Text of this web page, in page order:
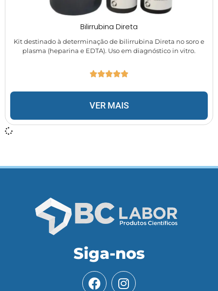
Bilirrubina Direta
Kit destinado à determinação de bilirrubina Direta no soro e
plasma (heparina e EDTA). Uso em diagnóstico in vitro.
VER MAIS
Siga-nos